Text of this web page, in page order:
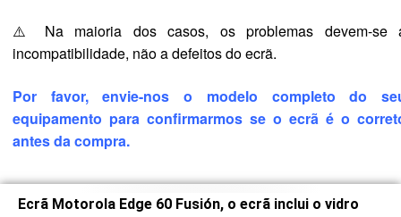
⚠️ Na maioria dos casos, os problemas devem-se
incompatibilidade, não a defeitos do ecrã.
Por favor, envie-nos o modelo completo do
equipamento para confirmarmos se o ecrã é o
antes da compra.
Ecrã Motorola Edge 60 Fusión, o ecrã inclui o vidro